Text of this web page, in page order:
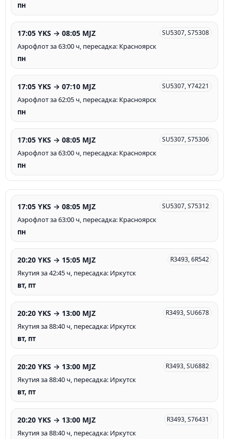
пн
17:05 YKS → 08:05 MJZ SU5307, S75308
Аэрофлот за 63:00 ч, пересадка: Красноярск
пн
17:05 YKS → 07:10 MJZ SU5307, Y74221
Аэрофлот за 62:05 ч, пересадка: Красноярск
пн
17:05 YKS → 08:05 MJZ SU5307, S75306
Аэрофлот за 63:00 ч, пересадка: Красноярск
пн
17:05 YKS → 08:05 MJZ SU5307, S75312
Аэрофлот за 63:00 ч, пересадка: Красноярск
пн
20:20 YKS → 15:05 MJZ R3493, 6R542
Якутия за 42:45 ч, пересадка: Иркутск
вт, пт
20:20 YKS → 13:00 MJZ R3493, SU6678
Якутия за 88:40 ч, пересадка: Иркутск
вт, пт
20:20 YKS → 13:00 MJZ R3493, SU6882
Якутия за 88:40 ч, пересадка: Иркутск
вт, пт
20:20 YKS → 13:00 MJZ R3493, S76431
Якутия за 88:40 ч, пересадка: Иркутск